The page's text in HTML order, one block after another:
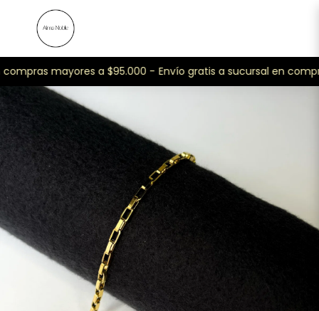
mayores a $95.000 - Envío gratis a sucursal en